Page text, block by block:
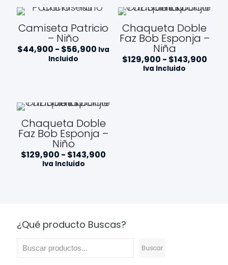
hasta
$56,900
hasta
Camiseta Patricio
– Niño
$44,900 - $56,900 Rango
precios:
$56,900
Iva
Incluido
Chaqueta Doble
Faz Bob Esponja –
Niña
$129,900 - $143,900
Iva Incluido
Chaqueta Doble
Faz Bob Esponja –
Niño
$129,900 - $143,900
Iva Incluido
¿Qué producto Buscas?
Buscar